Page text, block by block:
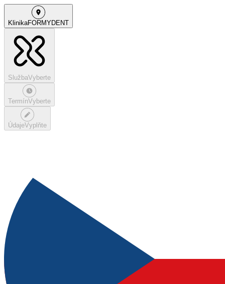
KlinikaFORMYDENT
SlužbaVyberte
TermínVyberte
ÚdajeVyplňte